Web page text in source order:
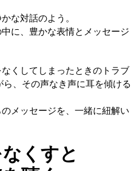
な対話のよう。
に、豊かな表情とメッセージ
くしてしまったときのトラブ
、その声なき声に耳を傾ける
メッセージを、一緒に紐解い
くすと